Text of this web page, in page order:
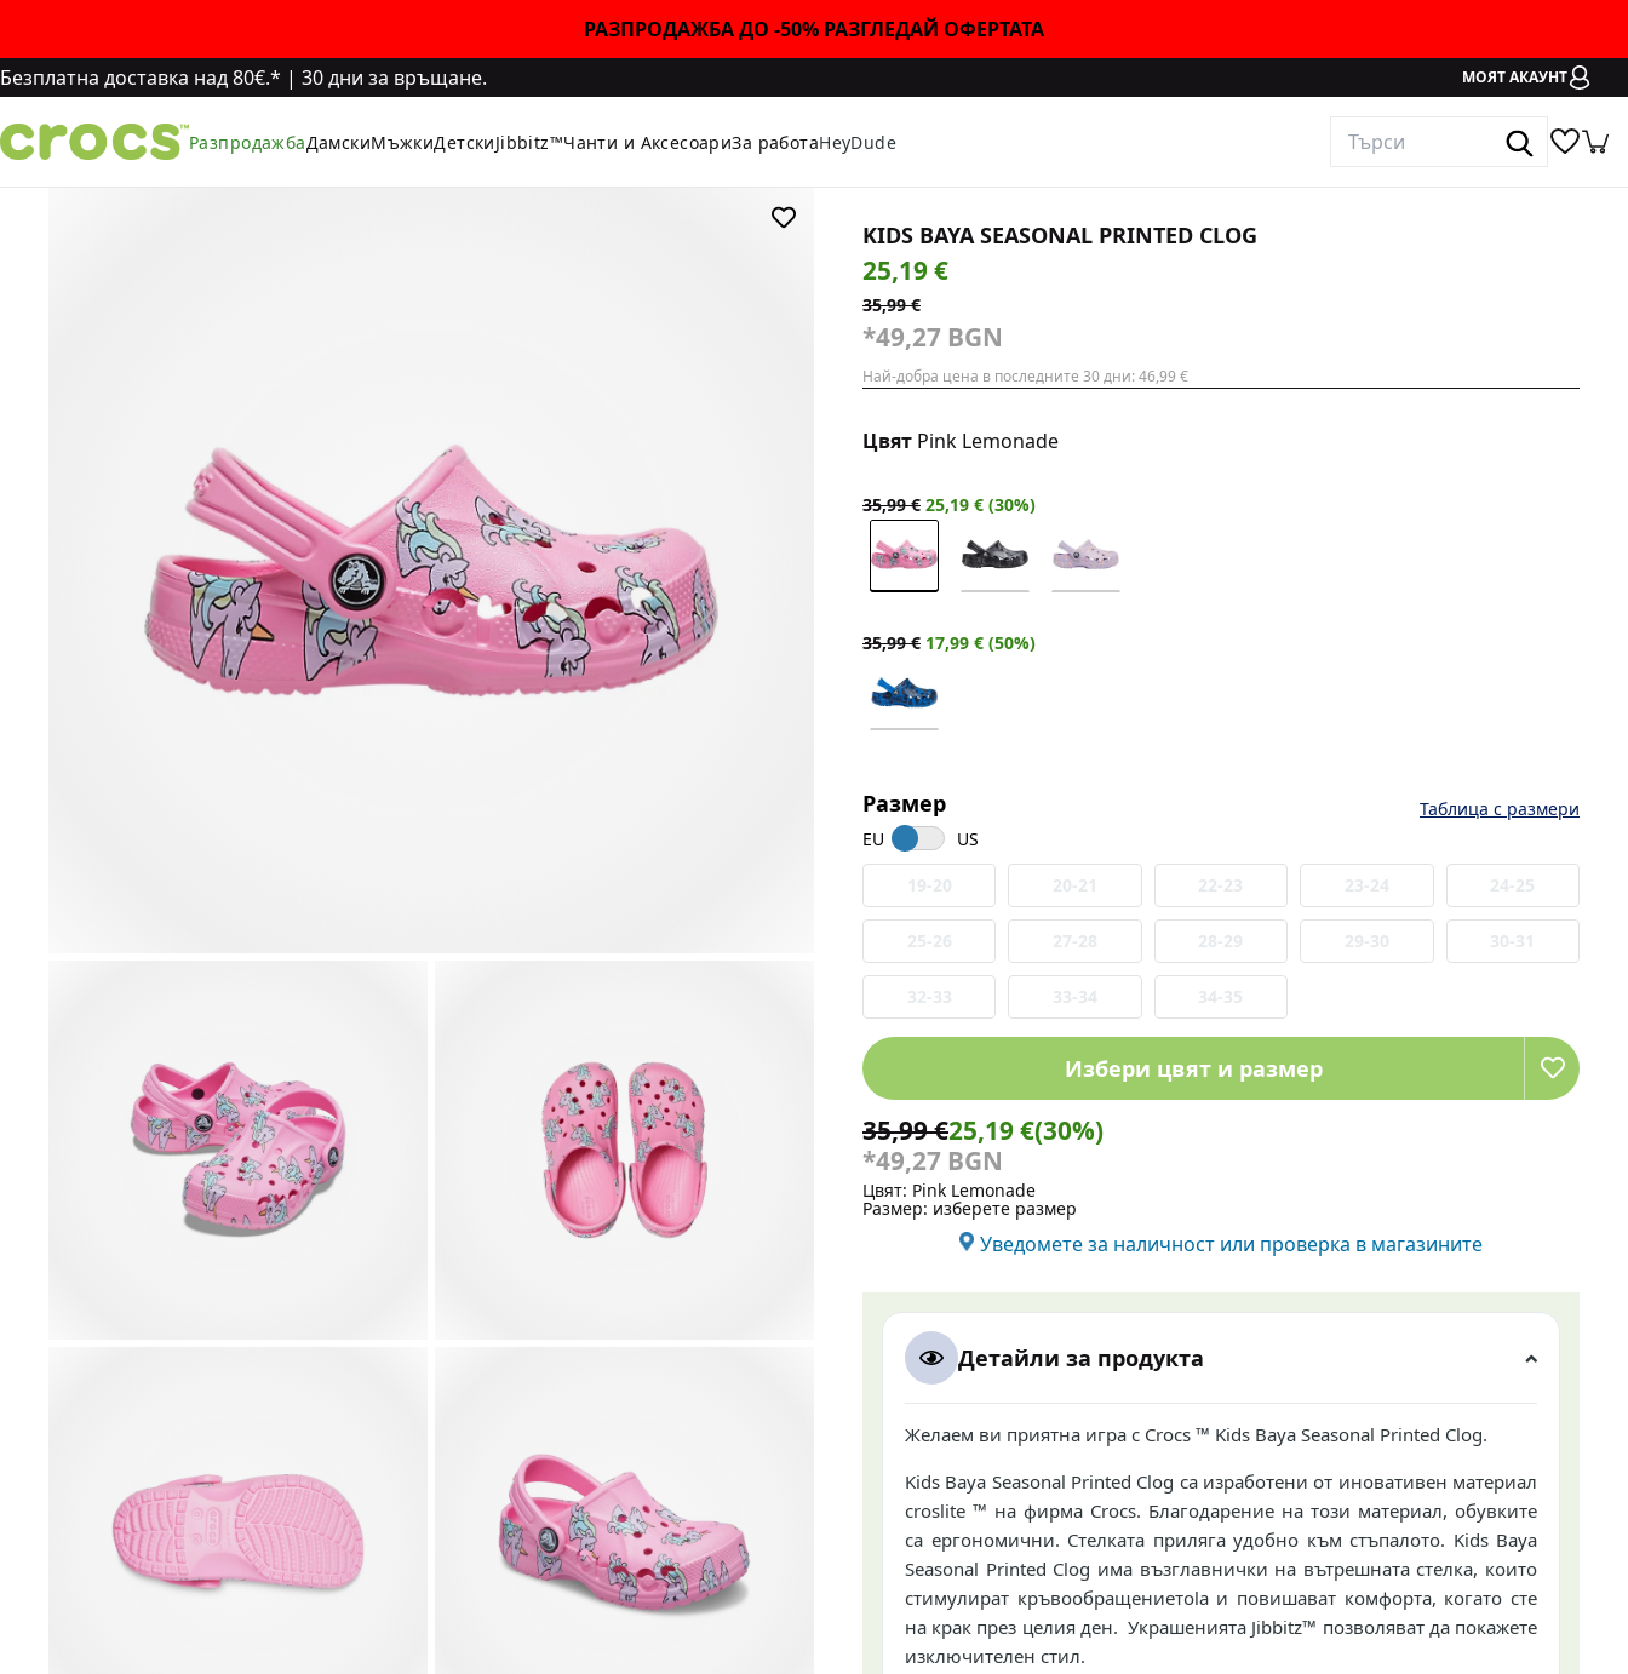
РАЗПРОДАЖБА ДО -50% РАЗГЛЕДАЙ ОФЕРТАТА
Безплатна доставка над 80€.* | 30 дни за връщане. МОЯТ АКАУНТ
РазпродажбаДамскиМъжкиДетскиJibbitz™Чанти и АксесоариЗа работаHeyDude
KIDS BAYA SEASONAL PRINTED CLOG
25,19 €
35,99 €
*49,27 BGN
Най-добра цена в последните 30 дни:46,99 €
Цвят Pink Lemonade
35,99 € 25,19 € (30%)
35,99 € 17,99 € (50%)
Размер
EU US
Таблица с размери
19-20 20-21 22-23 23-24 24-25
25-26 27-28 28-29 29-30 30-31
32-33 33-34 34-35
Избери цвят и размер
35,99 €25,19 €(30%)
*49,27 BGN
Цвят: Pink Lemonade
Размер: изберете размер
Уведомете за наличност или проверка в магазините
Детайли за продукта
Желаем ви приятна игра с Crocs ™ Kids Baya Seasonal Printed Clog.
Kids Baya Seasonal Printed Clog са изработени от иновативен материал
croslite ™ на фирма Crocs. Благодарение на този материал, обувките
са ергономични. Стелката приляга удобно към стъпалото. Kids Baya
Seasonal Printed Clog има възглавнички на вътрешната стелка, които
стимулират кръвообращениетоla и повишават комфорта, когато сте
на крак през целия ден. Украшенията Jibbitz™ позволяват да покажете
изключителен стил.